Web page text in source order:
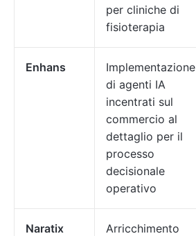
per cliniche di
fisioterapia
Enhans
Implementazione
di agenti IA
incentrati sul
commercio al
dettaglio per il
processo
decisionale
operativo
Naratix
Arricchimento